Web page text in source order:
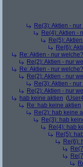
Re(3): Aktien -
Re(4): Aktien -
Re(5):
Re(6):
Re: Aktien - nur welche?
Re(2): Aktien - nur
Re: Aktien - nur welche?
Re(2): Aktien - nur
Re(3): Aktien -
Re(2): Aktien - nur
hab keine aktien (
Re: hab keine aktien
Re(2): hab keine
Re(3): hab
Re(4): hab
Re(5):
Re(6):